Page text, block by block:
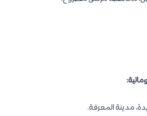
مدينة المعرفة.